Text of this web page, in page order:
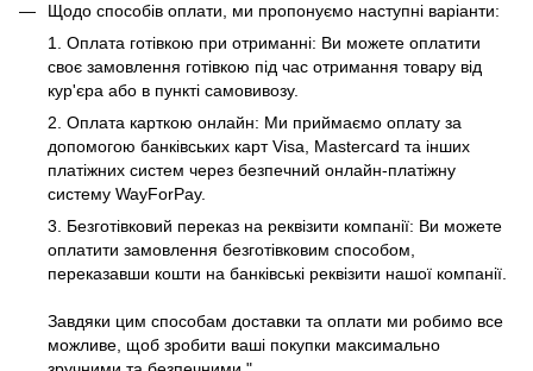
Щодо способів оплати, ми пропонуємо наступні варіанти:
1. Оплата готівкою при отриманні: Ви можете оплатити
своє замовлення готівкою під час отримання товару від
кур'єра або в пункті самовивозу.
2. Оплата карткою онлайн: Ми приймаємо оплату за
допомогою банківських карт Visa, Mastercard та інших
платіжних систем через безпечний онлайн-платіжну
систему WayForPay.
3. Безготівковий переказ на реквізити компанії: Ви можете
оплатити замовлення безготівковим способом,
переказавши кошти на банківські реквізити нашої компанії.
Завдяки цим способам доставки та оплати ми робимо все
можливе, щоб зробити ваші покупки максимально